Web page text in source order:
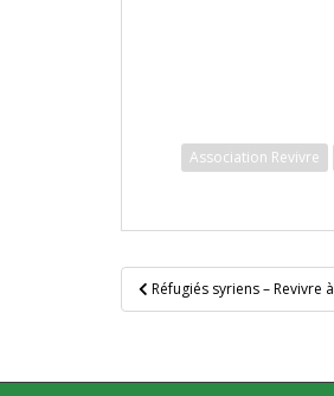
Association Revivre
Navigation
de
Réfugiés syriens – Revivre